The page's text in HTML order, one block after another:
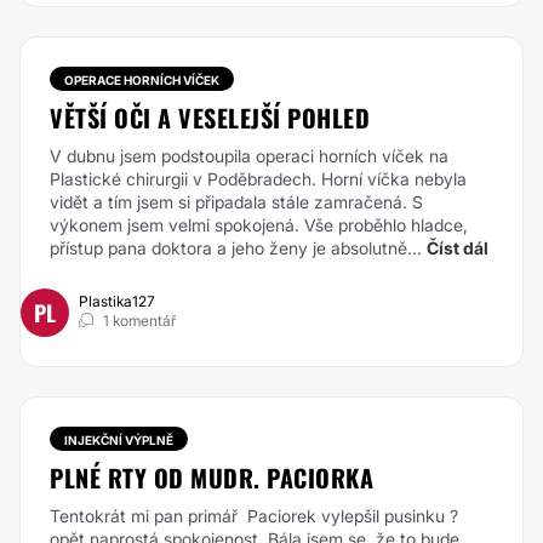
OPERACE HORNÍCH VÍČEK
VĚTŠÍ OČI A VESELEJŠÍ POHLED
V dubnu jsem podstoupila operaci horních víček na
Plastické chirurgii v Poděbradech. Horní víčka nebyla
vidět a tím jsem si připadala stále zamračená. S
výkonem jsem velmi spokojená. Vše proběhlo hladce,
přístup pana doktora a jeho ženy je absolutně... Číst dál
PL
Plastika127
1 komentář
INJEKČNÍ VÝPLNĚ
PLNÉ RTY OD MUDR. PACIORKA
Tentokrát mi pan primář Paciorek vylepšil pusinku ?
opět naprostá spokojenost. Bála jsem se, že to bude